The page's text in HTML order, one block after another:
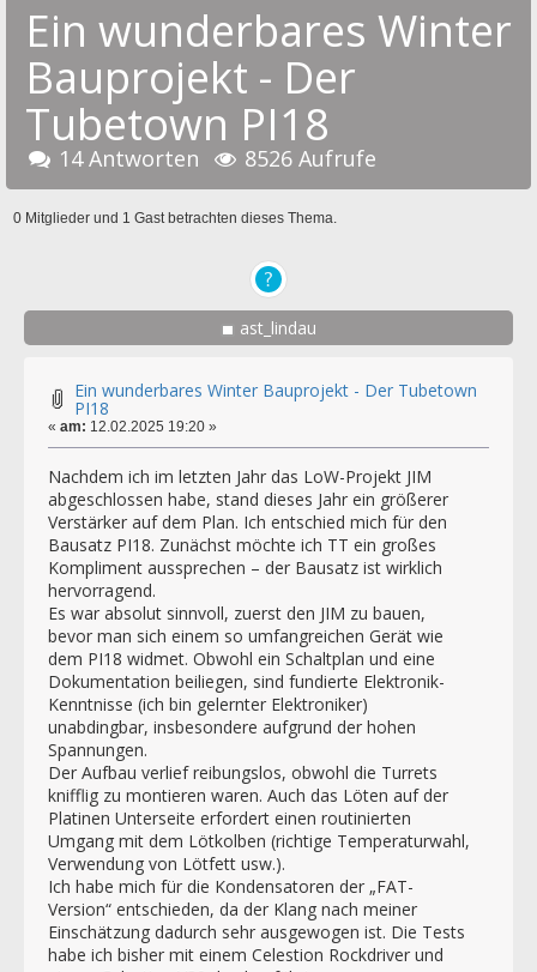
Ein wunderbares Winter
Bauprojekt - Der
Tubetown PI18
14 Antworten 8526 Aufrufe
0 Mitglieder und 1 Gast betrachten dieses Thema.
ast_lindau
Ein wunderbares Winter Bauprojekt - Der Tubetown
PI18
« am: 12.02.2025 19:20 »
Nachdem ich im letzten Jahr das LoW-Projekt JIM
abgeschlossen habe, stand dieses Jahr ein größerer
Verstärker auf dem Plan. Ich entschied mich für den
Bausatz PI18. Zunächst möchte ich TT ein großes
Kompliment aussprechen – der Bausatz ist wirklich
hervorragend.
Es war absolut sinnvoll, zuerst den JIM zu bauen,
bevor man sich einem so umfangreichen Gerät wie
dem PI18 widmet. Obwohl ein Schaltplan und eine
Dokumentation beiliegen, sind fundierte Elektronik-
Kenntnisse (ich bin gelernter Elektroniker)
unabdingbar, insbesondere aufgrund der hohen
Spannungen.
Der Aufbau verlief reibungslos, obwohl die Turrets
knifflig zu montieren waren. Auch das Löten auf der
Platinen Unterseite erfordert einen routinierten
Umgang mit dem Lötkolben (richtige Temperaturwahl,
Verwendung von Lötfett usw.).
Ich habe mich für die Kondensatoren der „FAT-
Version“ entschieden, da der Klang nach meiner
Einschätzung dadurch sehr ausgewogen ist. Die Tests
habe ich bisher mit einem Celestion Rockdriver und